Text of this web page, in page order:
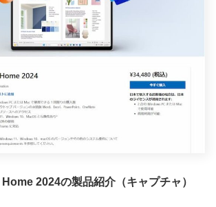
2024の製品紹介（キャプチャ）